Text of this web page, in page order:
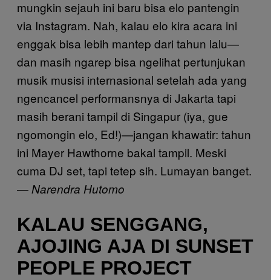
mungkin sejauh ini baru bisa elo pantengin
via Instagram. Nah, kalau elo kira acara ini
enggak bisa lebih mantep dari tahun lalu—
dan masih ngarep bisa ngelihat pertunjukan
musik musisi internasional setelah ada yang
ngencancel performansnya di Jakarta tapi
masih berani tampil di Singapur (iya, gue
ngomongin elo, Ed!)—jangan khawatir: tahun
ini Mayer Hawthorne bakal tampil. Meski
cuma DJ set, tapi tetep sih. Lumayan banget.
—Narendra Hutomo
KALAU SENGGANG,
AJOJING AJA DI SUNSET
PEOPLE PROJECT